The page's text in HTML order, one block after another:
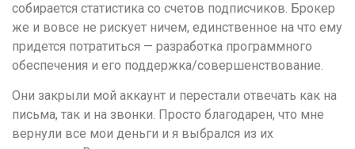
собирается статистика со счетов подписчиков. Брокер
же и вовсе не рискует ничем, единственное на что ему
придется потратиться — разработка программного
обеспечения и его поддержка/совершенствование.
Они закрыли мой аккаунт и перестали отвечать как на
письма, так и на звонки. Просто благодарен, что мне
вернули все мои деньги и я выбрался из их